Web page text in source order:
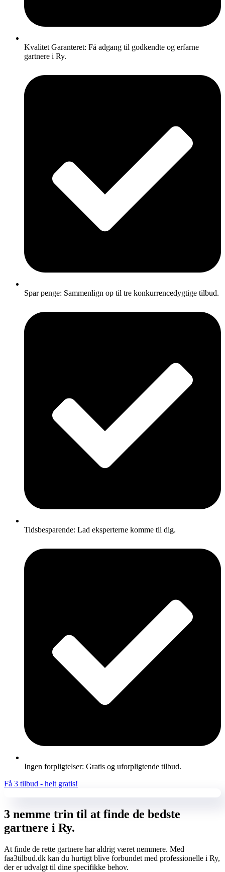
Kvalitet Garanteret: Få adgang til godkendte og erfarne
gartnere i Ry.
Spar penge: Sammenlign op til tre konkurrencedygtige tilbud.
Tidsbesparende: Lad eksperterne komme til dig.
Ingen forpligtelser: Gratis og uforpligtende tilbud.
Få 3 tilbud - helt gratis!
3 nemme trin til at finde de bedste
gartnere i Ry.
At finde de rette gartnere har aldrig været nemmere. Med
faa3tilbud.dk kan du hurtigt blive forbundet med professionelle i Ry,
der er udvalgt til dine specifikke behov.